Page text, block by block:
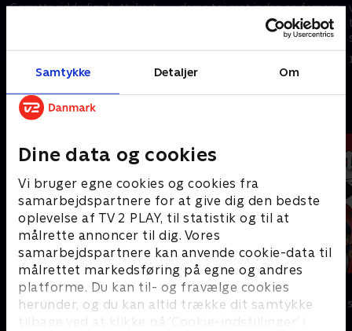
Samtykke Detaljer Om
Dine data og cookies
Vi bruger egne cookies og cookies fra
samarbejdspartnere for at give dig den bedste
oplevelse af TV 2 PLAY, til statistik og til at
målrette annoncer til dig. Vores
samarbejdspartnere kan anvende cookie-data til
målrettet markedsføring på egne og andres
platforme. Du kan til- og fravælge cookies
herunder, og du kan altid trække dit samtykke
tilbage ved at klikke på ’Cookie-indstillinger’ i
Garretts ridderlige byttekort
er stærkt opsat på at få dem
tilbage.
deres tøj rent inden en fornem
fest, men det er sværere end
det lyder. // Nella ledsager
Snepust afsted forr at finde en
ønskebrønd.
Andre så også
Monstermaling
Børneserier • 1 sæsoner
Miraculous
Børneserier • 3